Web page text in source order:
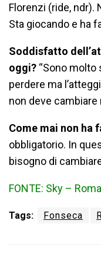
Florenzi (ride, ndr).
Sta giocando e ha
Soddisfatto
oggi? “Sono
perdere ma
non deve cambiare
Come mai non ha
obbligatorio. In
bisogno di
FONTE: Sky –
Tags: Fonseca